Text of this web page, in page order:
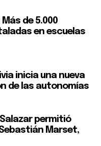
de 5.000
en escuelas
inicia una nueva
de las autonomías
permitió
Marset,